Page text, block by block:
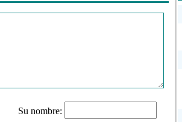
S{Uq~Rp ]P?p{??, P}T???u}P?
Su nombre: